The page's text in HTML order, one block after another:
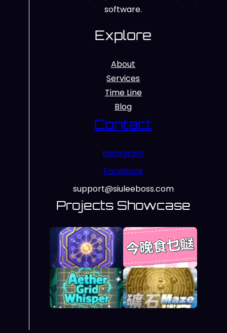
software.
Explore
About
Services
Time Line
Blog
Contact
Instagram
Facebook
support@siuleeboss.com
Projects Showcase